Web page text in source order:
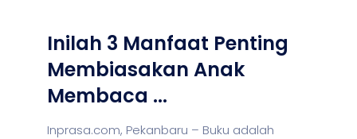
Inilah 3 Manfaat Penting
Membiasakan Anak
Membaca ...
Inprasa.com, Pekanbaru – Buku adalah